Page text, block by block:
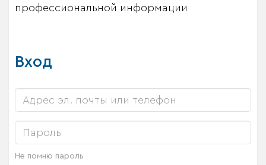
профессиональной информации
Вход
Не помню пароль